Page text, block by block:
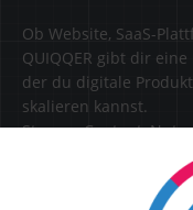
Ob Website, SaaS-
QUIQQER gibt dir
der du digitale
skalieren kannst.
Steuere Content,
Erweiterungen zentral